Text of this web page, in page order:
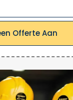
Offerte Aan